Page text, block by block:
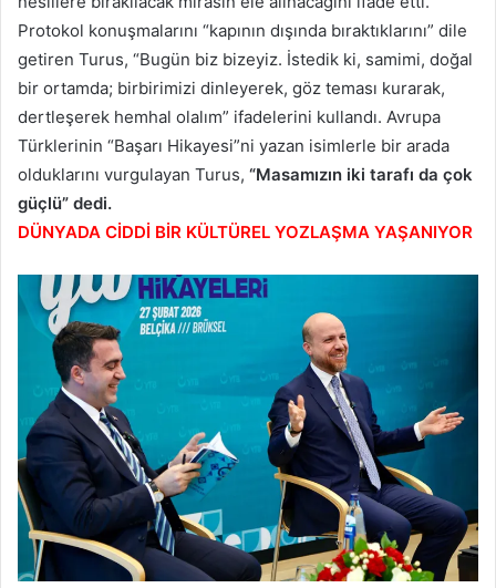
Protokol konuşmalarını “kapının dışında bıraktıklarını” dile
getiren Turus, “Bugün biz bizeyiz. İstedik ki, samimi, doğal
bir ortamda; birbirimizi dinleyerek, göz teması kurarak,
dertleşerek hemhal olalım” ifadelerini kullandı. Avrupa
Türklerinin “Başarı Hikayesi”ni yazan isimlerle bir arada
olduklarını vurgulayan Turus, “Masamızın iki tarafı da çok
güçlü” dedi.
DÜNYADA CİDDİ BİR KÜLTÜREL YOZLAŞMA YAŞANIYOR